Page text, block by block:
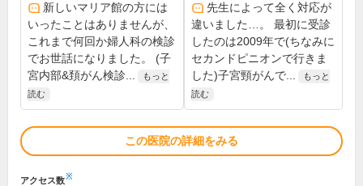
新しいマリア館の方には
いったことはありませんが、
これまで何回か婦人科の検診
でお世話になりました。 (子
宮内部&頚がん検診...
もっと
読む
先生によって全く対応が
違いました…。 最初に受診
したのは2009年で(ちなみに
セカンドピニオンで行きま
した)子宮頸がんで...
もっと
読む
この医院の詳細をみる
アクセス数※